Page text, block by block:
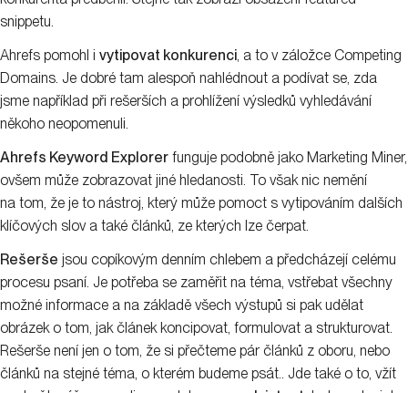
snippetu.
Ahrefs pomohl i vytipovat konkurenci, a to v záložce Competing
Domains. Je dobré tam alespoň nahlédnout a podívat se, zda
jsme například při rešerších a prohlížení výsledků vyhledávání
někoho neopomenuli.
Ahrefs Keyword Explorer funguje podobně jako Marketing Miner,
ovšem může zobrazovat jiné hledanosti. To však nic nemění
na tom, že je to nástroj, který může pomoct s vytipováním dalších
klíčových slov a také článků, ze kterých lze čerpat.
Rešerše jsou copíkovým denním chlebem a předcházejí celému
procesu psaní. Je potřeba se zaměřit na téma, vstřebat všechny
možné informace a na základě všech výstupů si pak udělat
obrázek o tom, jak článek koncipovat, formulovat a strukturovat.
Rešerše není jen o tom, že si přečteme pár článků z oboru, nebo
článků na stejné téma, o kterém budeme psát.. Jde také o to, vžít